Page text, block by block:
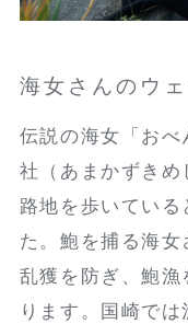
海女さんのウ
伝説の海女「お
社（あまかずき
路地を歩いてい
た。鮑を捕る海
乱獲を防ぎ、鮑
ります。国崎で